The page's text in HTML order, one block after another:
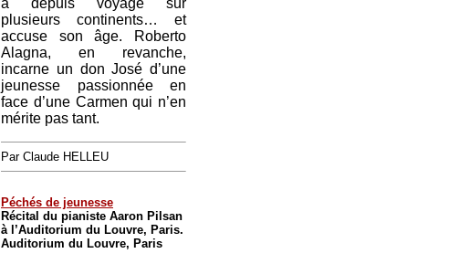
a depuis voyagé sur
plusieurs continents… et
accuse son âge. Roberto
Alagna, en revanche,
incarne un don José d’une
jeunesse passionnée en
face d’une Carmen qui n’en
mérite pas tant.
Par Claude HELLEU
Péchés de jeunesse
Récital du pianiste Aaron Pilsan
à l’Auditorium du Louvre, Paris.
Auditorium du Louvre, Paris